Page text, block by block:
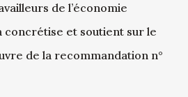
de l’économie
et soutient sur le
de la recommandation n°